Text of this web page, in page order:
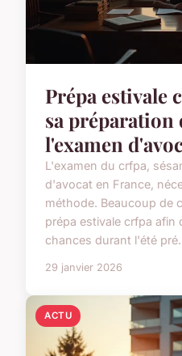
Prépa estivale
sa préparation
l'examen
L'examen du crfpa,
d'avocat en France,
méthode. Beaucoup de
prépa estivale crfpa afin
chances durant l'été
29 janvier 2026
ACTU